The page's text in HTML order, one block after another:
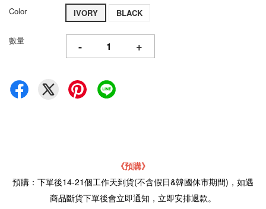
Color IVORY BLACK
數量 - +
《預購》
預購：下單後14-21個工作天到貨(不含假日&韓國休市期間)，如遇
商品斷貨下單後會立即通知，立即安排退款。